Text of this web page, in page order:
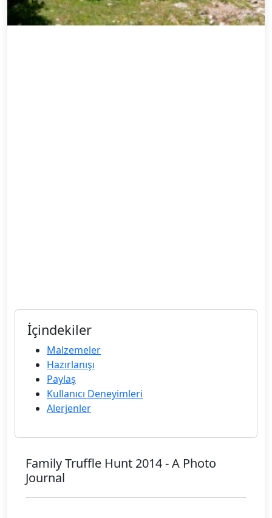
İçindekiler
Malzemeler
Hazırlanışı
Paylaş
Kullanıcı Deneyimleri
Alerjenler
Family Truffle Hunt 2014 - A Photo
Journal